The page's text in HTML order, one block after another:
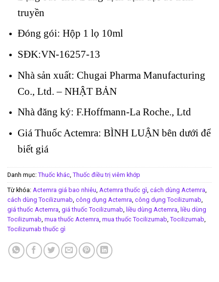
truyền
Đóng gói: Hộp 1 lọ 10ml
SĐK:VN-16257-13
Nhà sản xuất: Chugai Pharma Manufacturing
Co., Ltd. – NHẬT BẢN
Nhà đăng ký: F.Hoffmann-La Roche., Ltd
Giá Thuốc Actemra: BÌNH LUẬN bên dưới để
biết giá
Danh mục: Thuốc khác Thuốc điều trị viêm khớp
Từ khóa: Actemra giá bao nhiêu Actemra thuốc gì cách dùng Actemra
cách dùng Tocilizumab công dụng Actemra công dụng Tocilizumab
giá thuốc Actemra giá thuốc Tocilizumab liều dùng Actemra liều dùng
Tocilizumab mua thuốc Actemra mua thuốc Tocilizumab Tocilizumab
Tocilizumab thuốc gì